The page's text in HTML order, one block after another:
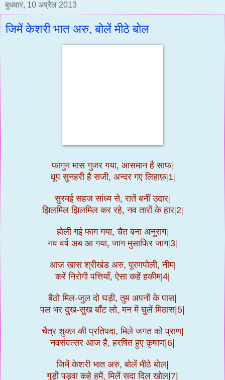
बुधवार, 10 अप्रैल 2013
जिमें केशरी भात अरु, बोलें मीठे बोल
फागुन मास गुजर गया, आसमान है साफ|
धूप सुनहरी है सजी, अन्दर गए लिहाफ़|1|
सुरमई सहज सांध्य से, रातें बनीं उदार|
झिलमिल झिलमिल कर रहे, नव तारों के हार|2|
होली गई फाग गया, चैत बना अनुराग|
नव वर्ष अब आ गया, जाग मुसाफिर जाग|3|
आज खास श्रीखंड अरु, पूरणपोली, नीम|
करें निरोगी पत्तियाँ, ऐसा कहें हकीम|4|
बैठो मिल-जुल दो घड़ी,तुम अपनों के पास|
पल भर दुख-सुख बाँट लो,मन में घुलें मिठास|5|
चैत्र शुक्ल की प्रतिपदा,मिले जगत को प्राण|
नवसंवत्सर आज है,हरषित हुए कृषाण|6|
जिमें केशरी भात अरु,बोलें मीठे बोल
गुड़ी पड़वा कहे हमें,मिलें सदा दिल खोल |7|